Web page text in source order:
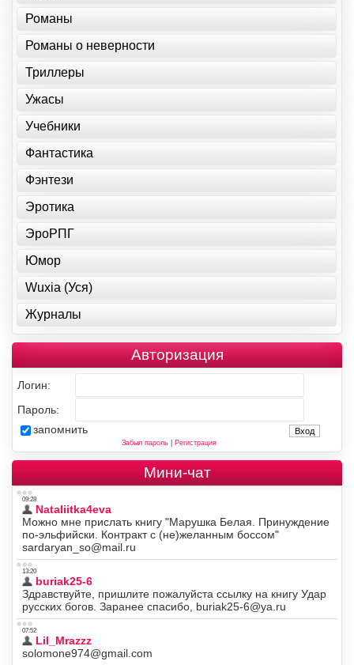
Романы
Романы о неверности
Триллеры
Ужасы
Учебники
Фантастика
Фэнтези
Эротика
ЭроРПГ
Юмор
Wuxia (Уся)
Журналы
Авторизация
Логин:
Пароль:
запомнить
Забыл пароль| Регистрация
Мини-чат